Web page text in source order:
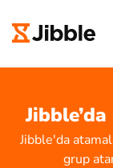
Jibble'da
grup